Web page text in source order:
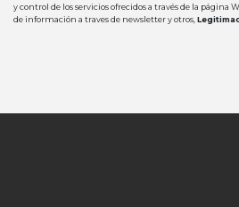
y control de los servicios ofrecidos a través de la página
de información a traves de newsletter y otros,